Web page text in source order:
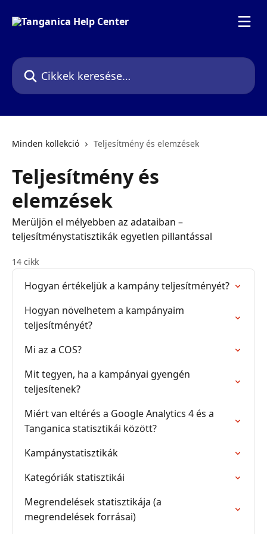
Cikkek keresése…
Minden kollekció Teljesítmény és elemzések
Teljesítmény és
elemzések
Merüljön el mélyebben az adataiban –
teljesítménystatisztikák egyetlen pillantással
14 cikk
Hogyan értékeljük a kampány teljesítményét?
Hogyan növelhetem a kampányaim
teljesítményét?
Mi az a COS?
Mit tegyen, ha a kampányai gyengén
teljesítenek?
Miért van eltérés a Google Analytics 4 és a
Tanganica statisztikái között?
Kampánystatisztikák
Kategóriák statisztikái
Megrendelések statisztikája (a
megrendelések forrásai)